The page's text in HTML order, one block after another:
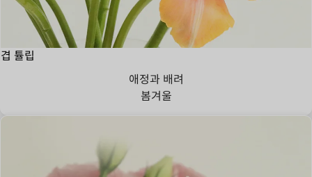
겹 튤립
애정과 배려
봄겨울